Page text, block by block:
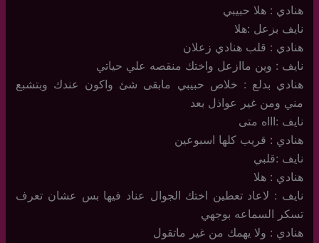
هنادي : هلا حبيبي
نايف بزعل :هلا
هنادي : قلب هنادي زعلان
نايف : وين ماازعل واختك منقصه علي حياتي
هنادي بدلع : خلاص حبيبي مابقى شئ واكون عندك وبتشبع
مني ومن غير عواذل بعد
نايف :اااه متى
هنادي : قريب كلها اسبوعين
نايف :قلبي
هنادي : هلا
نايف : لاعاد تعطين اختك الجوال عناد فيها بس عشان تعرف
تسكر السماعه بوجهي
هنادي : ولا يهمك من غير ماتقول